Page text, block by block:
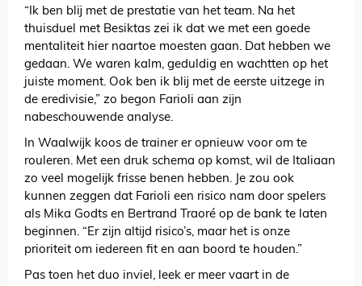
“Ik ben blij met de prestatie van het team. Na het
thuisduel met Besiktas zei ik dat we met een goede
mentaliteit hier naartoe moesten gaan. Dat hebben we
gedaan. We waren kalm, geduldig en wachtten op het
juiste moment. Ook ben ik blij met de eerste uitzege in
de eredivisie,” zo begon Farioli aan zijn
nabeschouwende analyse.
In Waalwijk koos de trainer er opnieuw voor om te
rouleren. Met een druk schema op komst, wil de Italiaan
zo veel mogelijk frisse benen hebben. Je zou ook
kunnen zeggen dat Farioli een risico nam door spelers
als Mika Godts en Bertrand Traoré op de bank te laten
beginnen. “Er zijn altijd risico’s, maar het is onze
prioriteit om iedereen fit en aan boord te houden.”
Pas toen het duo inviel, leek er meer vaart in de